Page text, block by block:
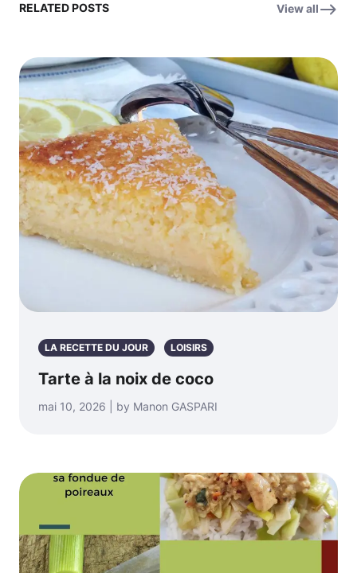
RELATED POSTS View all
LA RECETTE DU JOUR LOISIRS
Tarte à la noix de coco
mai 10, 2026 | by Manon GASPARI